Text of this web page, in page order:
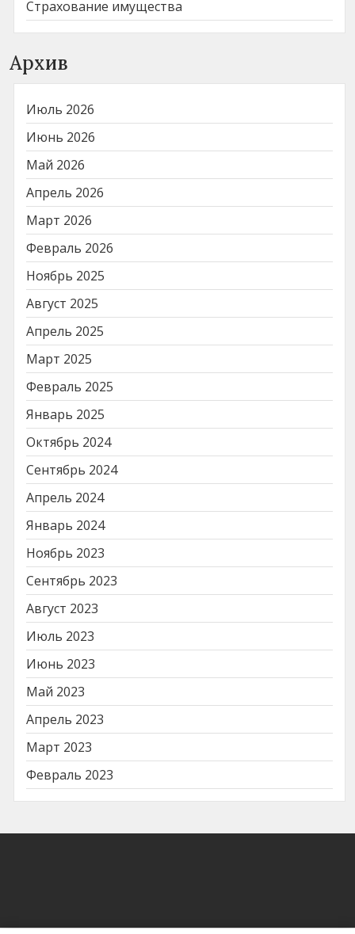
Страхование имущества
Архив
Июль 2026
Июнь 2026
Май 2026
Апрель 2026
Март 2026
Февраль 2026
Ноябрь 2025
Август 2025
Апрель 2025
Март 2025
Февраль 2025
Январь 2025
Октябрь 2024
Сентябрь 2024
Апрель 2024
Январь 2024
Ноябрь 2023
Сентябрь 2023
Август 2023
Июль 2023
Июнь 2023
Май 2023
Апрель 2023
Март 2023
Февраль 2023